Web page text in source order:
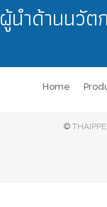
นำด้านนวัต
Home
©